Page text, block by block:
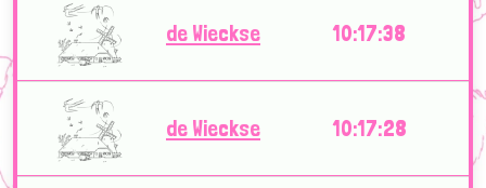
de Wieckse 10:17:38
de Wieckse 10:17:28